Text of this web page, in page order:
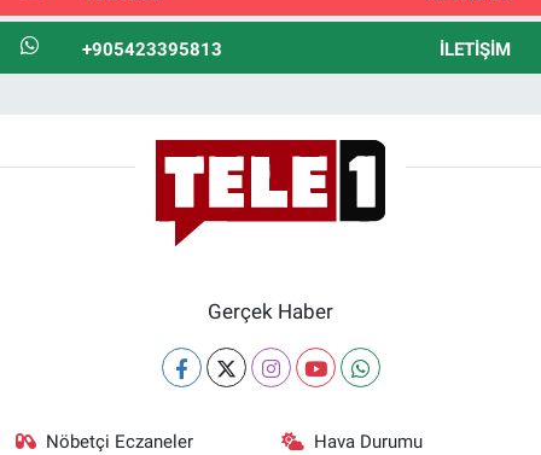
+905423395813 İLETIŞIM
Gerçek Haber
Nöbetçi Eczaneler Hava Durumu